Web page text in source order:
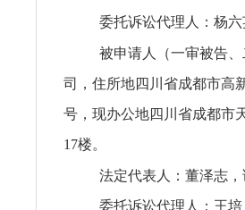
委托诉讼代理人：杨
被申请人（一审被告
司，住所地四川省成都市高
号，现办公地四川省成都市
17楼。
法定代表人：董泽志，
委托诉讼代理人：王